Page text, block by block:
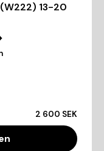
13-20
2 600 SEK